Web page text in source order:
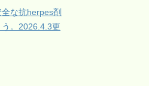
な抗herpes剤
。2026.4.3更